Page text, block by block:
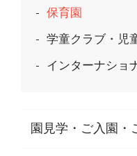
保育園
学童クラブ・児
インターナショ
園見学・ご入園・